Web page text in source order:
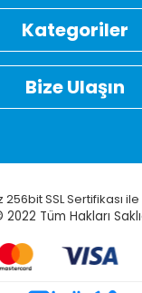
Kategoriler
Bize Ulaşın
SSL Sertifikası
2022 Tüm Hakları